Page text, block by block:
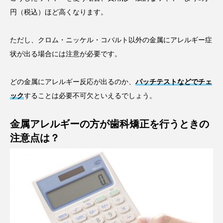
円（税込）ほど高くなります。
ただし、クロム・ニッケル・コバルト以外の金属にアレルギー症
状が出る場合には注意が必要です。
どの金属にアレルギー反応が出るのか、 パッチテストなどでチェ
ックすることは必要不可欠といえるでしょう。
金属アレルギーの方が歯科矯正を行うときの
注意点は？